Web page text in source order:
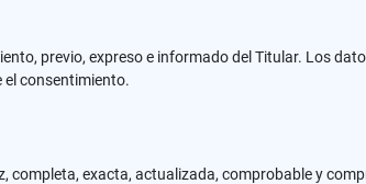
previo, expreso e informado del Titular. Los
el consentimiento.
completa, exacta, actualizada, comprobable y